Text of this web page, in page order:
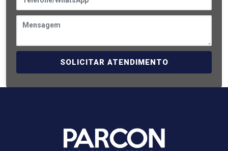
SOLICITAR ATENDIMENTO